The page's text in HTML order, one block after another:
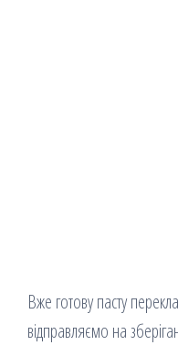
Вже готову пасту
відправляємо на